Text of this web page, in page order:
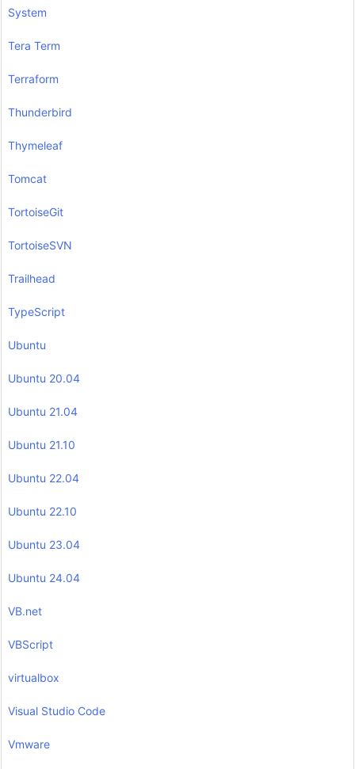
System
Tera Term
Terraform
Thunderbird
Thymeleaf
Tomcat
TortoiseGit
TortoiseSVN
Trailhead
TypeScript
Ubuntu
Ubuntu 20.04
Ubuntu 21.04
Ubuntu 21.10
Ubuntu 22.04
Ubuntu 22.10
Ubuntu 23.04
Ubuntu 24.04
VB.net
VBScript
virtualbox
Visual Studio Code
Vmware